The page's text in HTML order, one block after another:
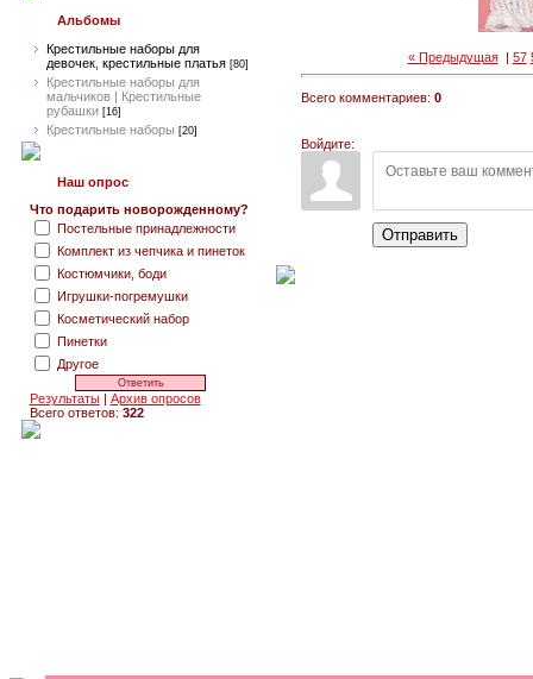
Альбомы
Крестильные наборы для
девочек, крестильные платья [80]
Крестильные наборы для
мальчиков | Крестильные
рубашки [16]
Крестильные наборы [20]
Наш опрос
Что подарить новорожденному?
Постельные принадлежности
Комплект из чепчика и пинеток
Костюмчики, боди
Игрушки-погремушки
Косметический набор
Пинетки
Другое
Результаты| Архив опросов
Всего ответов: 322
« Предыдущая| 57
Всего комментариев: 0
Войдите:
Отправить